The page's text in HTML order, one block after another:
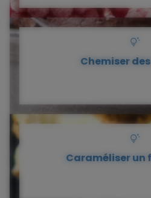
Chemiser
Caraméliser un